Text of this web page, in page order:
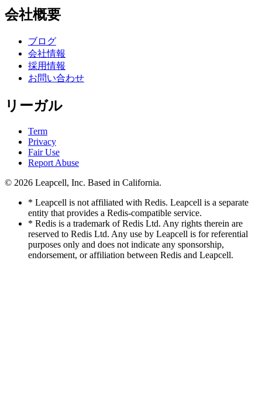
会社概要
ブログ
会社情報
採用情報
お問い合わせ
リーガル
Term
Privacy
Fair Use
Report Abuse
© 2026 Leapcell, Inc. Based in California.
* Leapcell is not affiliated with Redis. Leapcell is a separate
entity that provides a Redis-compatible service.
* Redis is a trademark of Redis Ltd. Any rights therein are
reserved to Redis Ltd. Any use by Leapcell is for referential
purposes only and does not indicate any sponsorship,
endorsement, or affiliation between Redis and Leapcell.